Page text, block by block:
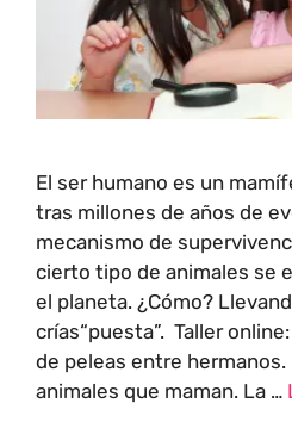
El ser humano es un
tras millones de años de
mecanismo de
cierto tipo de animales se
el planeta. ¿Cómo?
crías“puesta”. Taller
de peleas entre
animales que maman. La …